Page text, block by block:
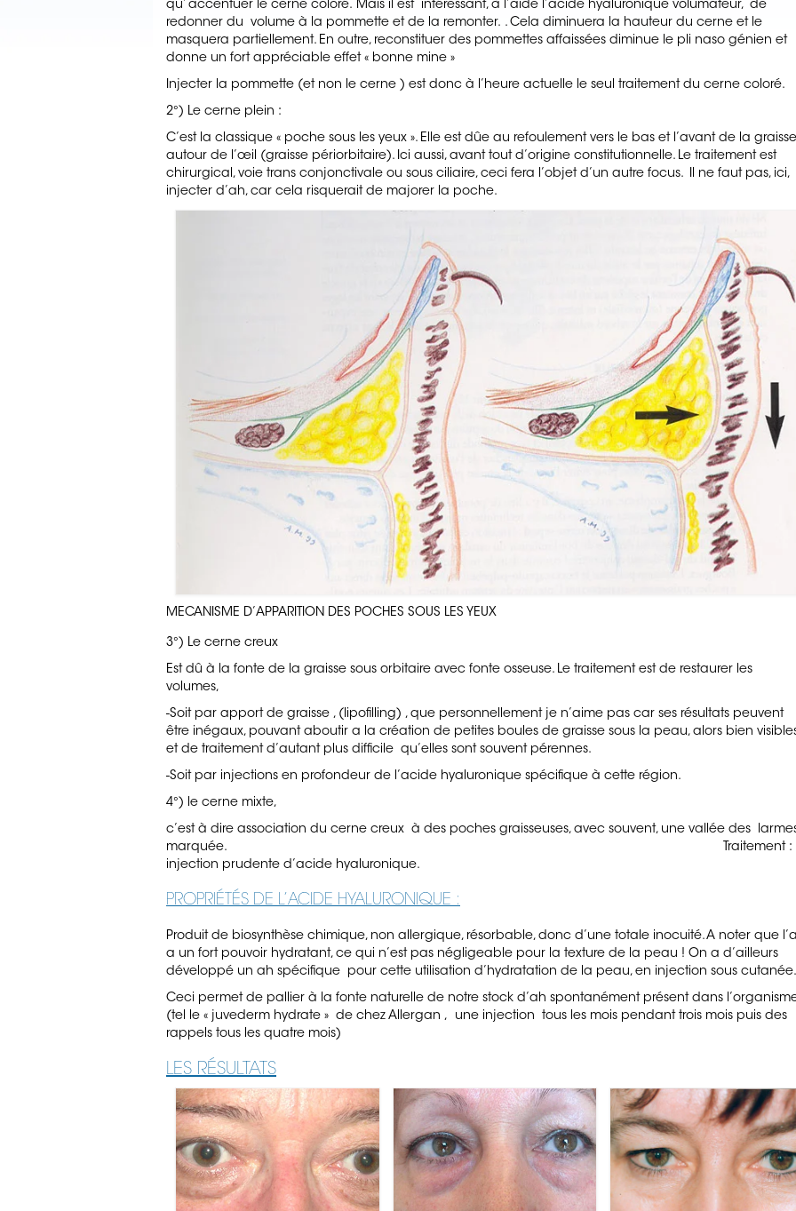
qu’ accentuer le cerne coloré. Mais il est intéressant, à l’aide l’acide hyaluronique volumateur, de
redonner du volume à la pommette et de la remonter. . Cela diminuera la hauteur du cerne et le
masquera partiellement. En outre, reconstituer des pommettes affaissées diminue le pli naso génien et
donne un fort appréciable effet « bonne mine »
Injecter la pommette (et non le cerne ) est donc à l’heure actuelle le seul traitement du cerne coloré.
2°) Le cerne plein :
C’est la classique « poche sous les yeux ». Elle est dûe au refoulement vers le bas et l’avant de la graisse
autour de l’œil (graisse périorbitaire). Ici aussi, avant tout d’origine constitutionnelle. Le traitement est
chirurgical, voie trans conjonctivale ou sous ciliaire, ceci fera l’objet d’un autre focus. Il ne faut pas, ici,
injecter d’ah, car cela risquerait de majorer la poche.
MECANISME D’APPARITION DES POCHES SOUS LES YEUX
3°) Le cerne creux
Est dû à la fonte de la graisse sous orbitaire avec fonte osseuse. Le traitement est de restaurer les
volumes,
-Soit par apport de graisse , (lipofilling) , que personnellement je n’aime pas car ses résultats peuvent
être inégaux, pouvant aboutir a la création de petites boules de graisse sous la peau, alors bien
et de traitement d’autant plus difficile qu’elles sont souvent pérennes.
-Soit par injections en profondeur de l’acide hyaluronique spécifique à cette région.
4°) le cerne mixte,
c’est à dire association du cerne creux à des poches graisseuses, avec souvent, une vallée des
marquée. Traitement :
injection prudente d’acide hyaluronique.
PROPRIÉTÉS DE L’ACIDE HYALURONIQUE :
Produit de biosynthèse chimique, non allergique, résorbable, donc d’une totale inocuité. A noter que
a un fort pouvoir hydratant, ce qui n’est pas négligeable pour la texture de la peau ! On a d’ailleurs
développé un ah spécifique pour cette utilisation d’hydratation de la peau, en injection sous cutanée.
Ceci permet de pallier à la fonte naturelle de notre stock d’ah spontanément présent dans
(tel le « juvederm hydrate » de chez Allergan , une injection tous les mois pendant trois mois puis des
rappels tous les quatre mois)
LES RÉSULTATS